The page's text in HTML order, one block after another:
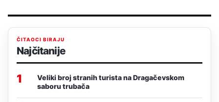
ČITAOCI BIRAJU
Najčitanije
1
Veliki broj stranih turista na Dragačevskom
saboru trubača